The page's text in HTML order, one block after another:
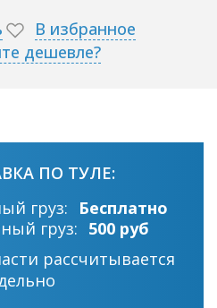
В избранное
дешевле?
ПО ТУЛЕ:
груз:
Бесплатно
груз: 500 руб
рассчитывается